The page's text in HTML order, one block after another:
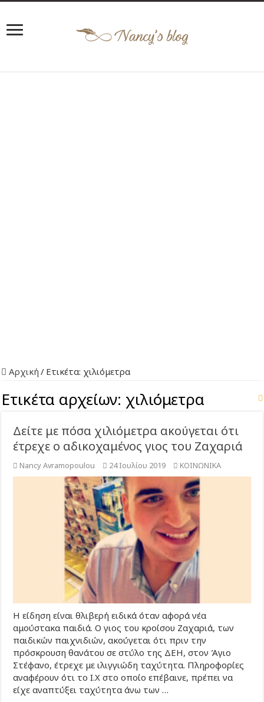
Αρχική / Ετικέτα: χιλιόμετρα
Ετικέτα αρχείων: χιλιόμετρα
Δείτε με πόσα χιλιόμετρα ακούγεται ότι
έτρεχε ο αδικοχαμένος γιος του Ζαχαριά
Nancy Avramopoulou 24 Ιουλίου 2019 ΚΟΙΝΩΝΙΚΑ
Η είδηση είναι θλιβερή ειδικά όταν αφορά νέα
αμούστακα παιδιά. Ο γιος του κροίσου Ζαχαριά, των
παιδικών παιχνιδιών, ακούγεται ότι πριν την
πρόσκρουση θανάτου σε στύλο της ΔΕΗ, στον Άγιο
Στέφανο, έτρεχε με ιλιγγιώδη ταχύτητα. Πληροφορίες
αναφέρουν ότι το Ι.Χ στο οποίο επέβαινε, πρέπει να
είχε αναπτύξει ταχύτητα άνω των …